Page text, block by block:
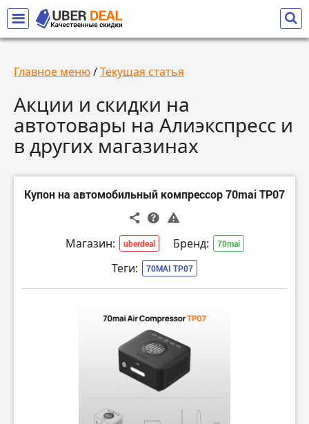
Главное меню/Текущая статья
Акции и скидки на
автотовары на Алиэкспресс и
в других магазинах
Купон на автомобильный компрессор 70mai TP07
Магазин: uberdeal Бренд: 70mai
Теги: 70MAI TP07